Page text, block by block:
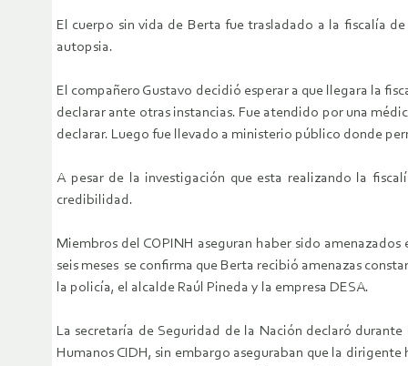
El cuerpo sin vida de Berta fue trasladado a la fiscalía
autopsia.
El compañero Gustavo decidió esperar a que llegara la
declarar ante otras instancias. Fue atendido por una
declarar. Luego fue llevado a ministerio público donde
A pesar de la investigación que esta realizando la
credibilidad.
Miembros del COPINH aseguran haber sido
seis meses se confirma que Berta recibió amenazas
la policía, el alcalde Raúl Pineda y la empresa DESA.
La secretaría de Seguridad de la Nación declaró
Humanos CIDH, sin embargo aseguraban que la